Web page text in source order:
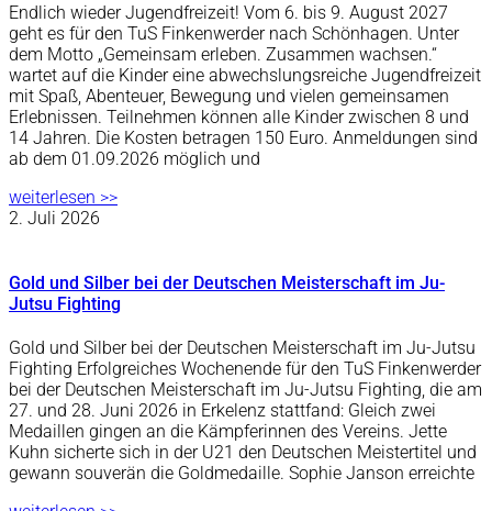
Endlich wieder Jugendfreizeit! Vom 6. bis 9. August 2027
geht es für den TuS Finkenwerder nach Schönhagen. Unter
dem Motto „Gemeinsam erleben. Zusammen wachsen.“
wartet auf die Kinder eine abwechslungsreiche Jugendfreizeit
mit Spaß, Abenteuer, Bewegung und vielen gemeinsamen
Erlebnissen. Teilnehmen können alle Kinder zwischen 8 und
14 Jahren. Die Kosten betragen 150 Euro. Anmeldungen sind
ab dem 01.09.2026 möglich und
weiterlesen >>
2. Juli 2026
Gold und Silber bei der Deutschen Meisterschaft im Ju-
Jutsu Fighting
Gold und Silber bei der Deutschen Meisterschaft im Ju-Jutsu
Fighting Erfolgreiches Wochenende für den TuS Finkenwerder
bei der Deutschen Meisterschaft im Ju-Jutsu Fighting, die am
27. und 28. Juni 2026 in Erkelenz stattfand: Gleich zwei
Medaillen gingen an die Kämpferinnen des Vereins. Jette
Kuhn sicherte sich in der U21 den Deutschen Meistertitel und
gewann souverän die Goldmedaille. Sophie Janson erreichte